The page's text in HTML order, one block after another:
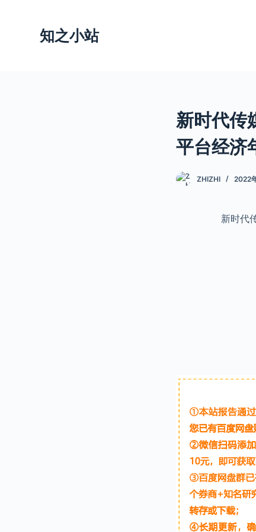
知之小站
新时代传
平台经济
ZHIZHI 2022
新时代